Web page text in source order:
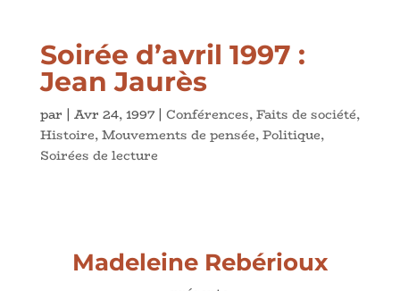
Soirée d’avril 1997 :
Jean Jaurès
par | Avr 24, 1997| Conférences,Faits de société,
Histoire,Mouvements de pensée,Politique,
Soirées de lecture
Madeleine Rebérioux